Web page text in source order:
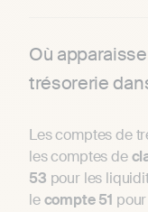
Où
trésorerie
Les comptes de
les comptes de
53 pour les
lecompte 51